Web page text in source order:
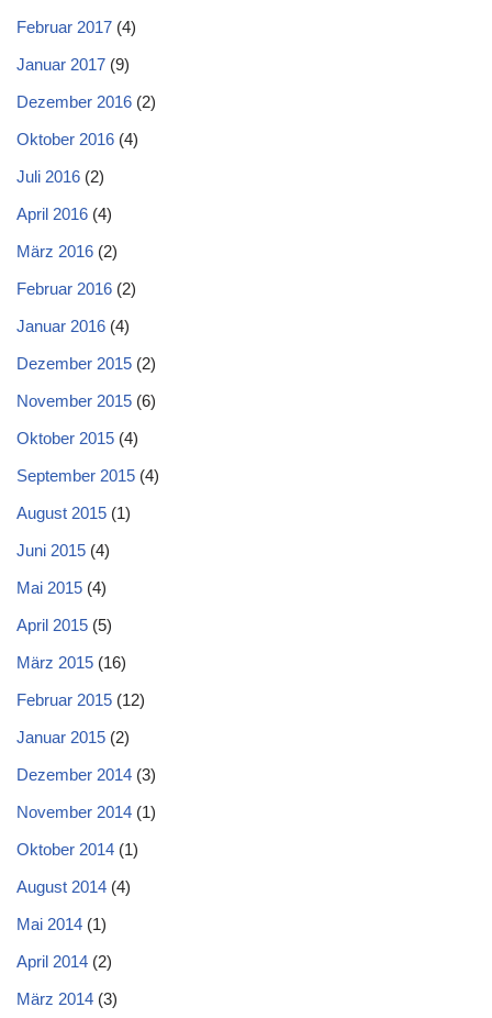
Februar 2017 (4)
Januar 2017 (9)
Dezember 2016 (2)
Oktober 2016 (4)
Juli 2016 (2)
April 2016 (4)
März 2016 (2)
Februar 2016 (2)
Januar 2016 (4)
Dezember 2015 (2)
November 2015 (6)
Oktober 2015 (4)
September 2015 (4)
August 2015 (1)
Juni 2015 (4)
Mai 2015 (4)
April 2015 (5)
März 2015 (16)
Februar 2015 (12)
Januar 2015 (2)
Dezember 2014 (3)
November 2014 (1)
Oktober 2014 (1)
August 2014 (4)
Mai 2014 (1)
April 2014 (2)
März 2014 (3)